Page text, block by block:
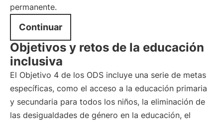
permanente.
Continuar
Objetivos y retos de la educación
inclusiva
El Objetivo 4 de los ODS incluye una serie de metas
específicas, como el acceso a la educación primaria
y secundaria para todos los niños, la eliminación de
las desigualdades de género en la educación, el